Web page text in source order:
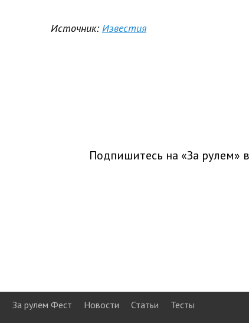
Источник: Известия
Подпишитесь на «За рулем» в
За рулем Фест Новости Статьи Тесты